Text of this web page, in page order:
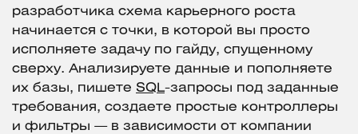
разработчика схема карьерного роста
начинается с точки, в которой вы просто
исполняете задачу по гайду, спущенному
сверху. Анализируете данные и пополняете
их базы, пишете SQL-запросы под заданные
требования, создаете простые контроллеры
и фильтры — в зависимости от компании